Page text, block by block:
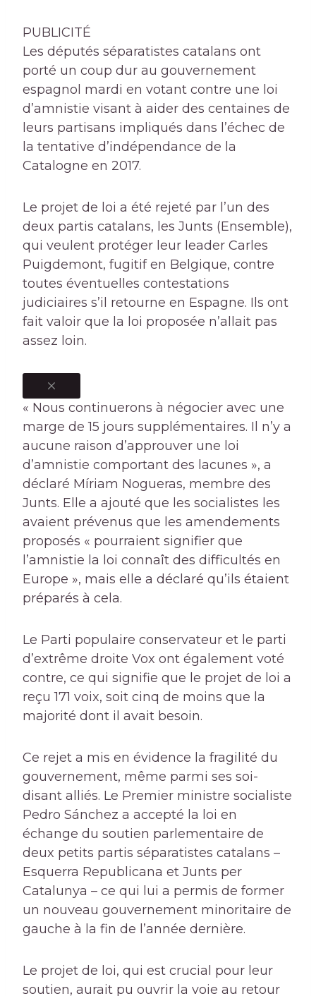
PUBLICITÉ
Les députés séparatistes catalans ont
porté un coup dur au gouvernement
espagnol mardi en votant contre une loi
d’amnistie visant à aider des centaines de
leurs partisans impliqués dans l’échec de
la tentative d’indépendance de la
Catalogne en 2017.
Le projet de loi a été rejeté par l’un des
deux partis catalans, les Junts (Ensemble),
qui veulent protéger leur leader Carles
Puigdemont, fugitif en Belgique, contre
toutes éventuelles contestations
judiciaires s’il retourne en Espagne. Ils ont
fait valoir que la loi proposée n’allait pas
assez loin.
« Nous continuerons à négocier avec une
marge de 15 jours supplémentaires. Il n’y a
aucune raison d’approuver une loi
d’amnistie comportant des lacunes », a
déclaré Míriam Nogueras, membre des
Junts. Elle a ajouté que les socialistes les
avaient prévenus que les amendements
proposés « pourraient signifier que
l’amnistie la loi connaît des difficultés en
Europe », mais elle a déclaré qu’ils étaient
préparés à cela.
Le Parti populaire conservateur et le parti
d’extrême droite Vox ont également voté
contre, ce qui signifie que le projet de loi a
reçu 171 voix, soit cinq de moins que la
majorité dont il avait besoin.
Ce rejet a mis en évidence la fragilité du
gouvernement, même parmi ses soi-
disant alliés. Le Premier ministre socialiste
Pedro Sánchez a accepté la loi en
échange du soutien parlementaire de
deux petits partis séparatistes catalans –
Esquerra Republicana et Junts per
Catalunya – ce qui lui a permis de former
un nouveau gouvernement minoritaire de
gauche à la fin de l’année dernière.
Le projet de loi, qui est crucial pour leur
soutien, aurait pu ouvrir la voie au retour